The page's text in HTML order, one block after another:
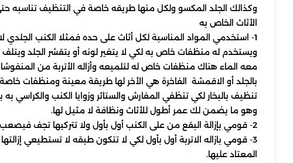
وكذالك الجلد المكسو ولكل منها طريقه خاصة في التنظيف تناسبه
الأثاث الخاص به
1- استخدمي المواد المناسبة لكل أثاث على حده فمثلا الكنب الجلدي لا يعرض للشمس
ويستخدم له منظفات خاص به لكي لا يتغير لونه أو يتقشر الجلد
معه الماء هناك منظفات خاص له لتلميعه وأزاله الأتربة من
بالجلد أو الاقمشة الفاخرة هي الأخر لها طريقة معينة ومنظفات
تنظيف بالبخار لكي تنظفي المفارش والستائر وزوايا الكنب والكراسي به
وهو ما يضمن لك عمر أطول للأثاث ونظافة لا مثيل لها.
2- قومي بإزالة البقع من على الكنب أول بأول ولا تتركيها تجف فيصعب إزالتها بعد ذلك
3- قومي بازاله الاتربة أول بأول لكي لا تتكون طبقه لا تستطيعي إزالتها بسهوله بطرق التنظيف
المعتاد عليها.